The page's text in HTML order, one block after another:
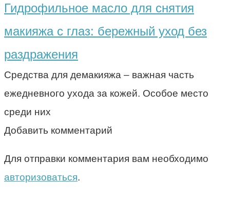
Гидрофильное масло для снятия
макияжа с глаз: бережный уход без
раздражения
Средства для демакияжа – важная часть
ежедневного ухода за кожей. Особое место
среди них
Добавить комментарий
Для отправки комментария вам необходимо
авторизоваться.